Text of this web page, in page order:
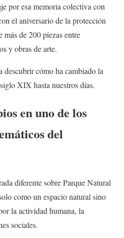
por esa memoria colectiva con
el aniversario de la protección
de 200 piezas entre
y obras de arte.
cómo ha cambiado la
XIX hasta nuestros días.
en uno de los
del
diferente sobre Parque Natural
como un espacio natural sino
la actividad humana, la
sociales.